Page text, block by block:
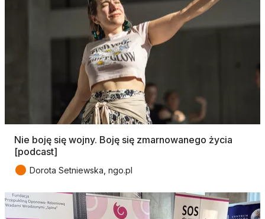
Nie boję się wojny. Boję się zmarnowanego życia
[podcast]
● Dorota Setniewska, ngo.pl